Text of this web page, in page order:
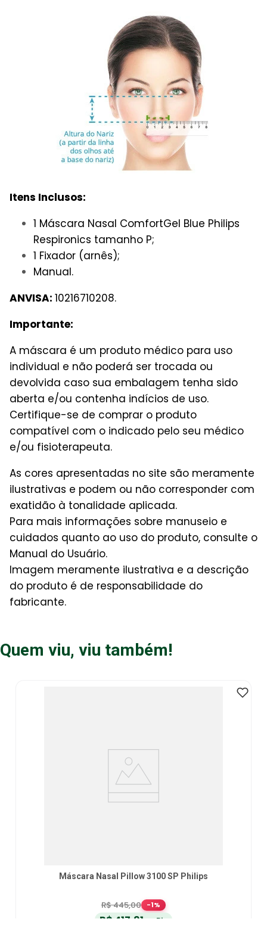
Itens Inclusos:
1 Máscara Nasal ComfortGel Blue Philips
Respironics tamanho P;
1 Fixador (arnês);
Manual.
ANVISA: 10216710208.
Importante:
A máscara é um produto médico para uso
individual e não poderá ser trocada ou
devolvida caso sua embalagem tenha sido
aberta e/ou contenha indícios de uso.
Certifique-se de comprar o produto
compatível com o indicado pelo seu médico
e/ou fisioterapeuta.
As cores apresentadas no site são meramente
ilustrativas e podem ou não corresponder com
exatidão à tonalidade aplicada.
Para mais informações sobre manuseio e
cuidados quanto ao uso do produto, consulte o
Manual do Usuário.
Imagem meramente ilustrativa e a descrição
do produto é de responsabilidade do
fabricante.
Quem viu, viu também!
Máscara Nasal Pillow 3100 SP Philips
R$445,00 -1%
R$417,91no Pix